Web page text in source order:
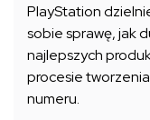
PlayStation
sobie sprawę, jak
najlepszych
procesie
numeru.